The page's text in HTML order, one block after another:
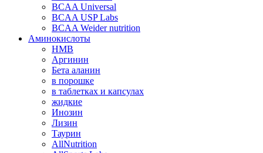
BCAA Universal
BCAA USP Labs
BCAA Weider nutrition
Аминокислоты
HMB
Аргинин
Бета аланин
в порошке
в таблетках и капсулах
жидкие
Инозин
Лизин
Таурин
AllNutrition